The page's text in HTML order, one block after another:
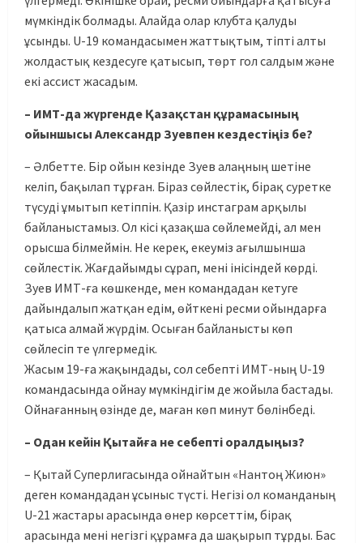
мүмкіндік болмады. Алайда олар клубта қалуды
ұсынды. U-19 командасымен жаттықтым, тіпті алты
жолдастық кездесуге қатысып, төрт гол салдым және
екі ассист жасадым.
– ИМТ-да жүргенде Қазақстан құрамасының
ойыншысы Александр Зуевпен кездестіңіз бе?
– Әлбетте. Бір ойын кезінде Зуев алаңның шетіне
келіп, бақылап тұрған. Біраз сөйлестік, бірақ суретке
түсуді ұмытып кетіппін. Қазір инстаграм арқылы
байланыстамыз. Ол кісі қазақша сөйлемейді, ал мен
орысша білмеймін. Не керек, екеуміз ағылшынша
сөйлестік. Жағдайымды сұрап, мені інісіндей көрді.
Зуев ИМТ-ға көшкенде, мен командадан кетуге
дайындалып жатқан едім, өйткені ресми ойындарға
қатыса алмай жүрдім. Осыған байланысты көп
сөйлесіп те үлгермедік.
Жасым 19-ға жақындады, сол себепті ИМТ-ның U-19
командасында ойнау мүмкіндігім де жойыла бастады.
Ойнағанның өзінде де, маған көп минут бөлінбеді.
– Одан кейін Қытайға не себепті оралдыңыз?
– Қытай Суперлигасында ойнайтын «Нантоң Жиюн»
деген командадан ұсыныс түсті. Негізі ол команданың
U-21 жастары арасында өнер көрсеттім, бірақ
арасында мені негізгі құрамға да шақырып тұрды. Бас